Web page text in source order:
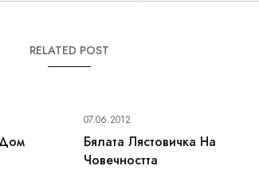
RELATED POST
07.06.2012
Бялата Лястовичка На
Човечността